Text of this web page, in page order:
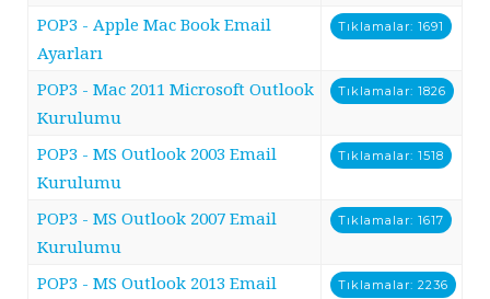
POP3 - Apple Mac Book Email
Ayarları
Tıklamalar: 1691
POP3 - Mac 2011 Microsoft Outlook
Kurulumu
Tıklamalar: 1826
POP3 - MS Outlook 2003 Email
Kurulumu
Tıklamalar: 1518
POP3 - MS Outlook 2007 Email
Kurulumu
Tıklamalar: 1617
POP3 - MS Outlook 2013 Email
Tıklamalar: 2236